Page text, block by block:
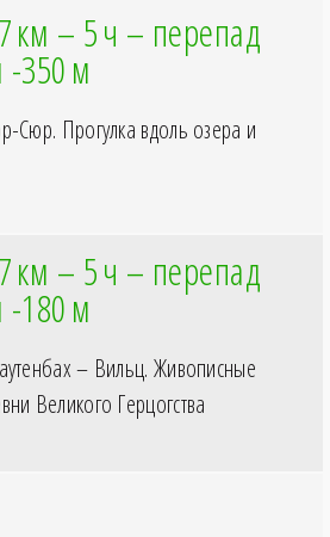
км – 5ч – перепад
-350м
Прогулка вдоль озера и
км – 5ч – перепад
-180м
– Вильц. Живописные
Великого Герцогства